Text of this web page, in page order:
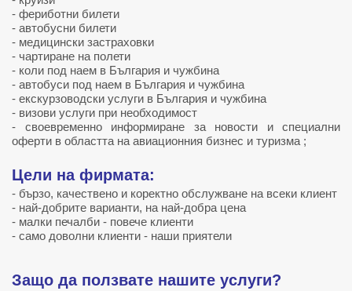
- фериботни билети
- автобусни билети
- медицински застраховки
- чартиране на полети
- коли под наем в България и чужбина
- автобуси под наем в България и чужбина
- екскурзоводски услуги в България и чужбина
- визови услуги при необходимост
- своевременно информиране за новости и специални
оферти в областта на авиационния бизнес и туризма ;
Цели на фирмата:
- бързо, качествено и коректно обслужване на всеки клиент
- най-добрите варианти, на най-добра цена
- малки печалби - повече клиенти
- само доволни клиенти - наши приятели
Защо да ползвате нашите услуги?